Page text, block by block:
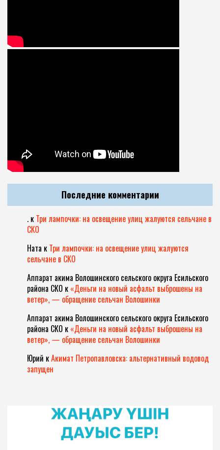
Последние комментарии
. к Три лампочки: на освещение улиц жалуются сельчане в
СКО
Ната к Три лампочки: на освещение улиц жалуются
сельчане в СКО
Аппарат акима Волошинского сельского округа Есильского
района СКО к «Деньги на новый асфальт выброшены на
ветер», — обращение сельчан Волошинки
Аппарат акима Волошинского сельского округа Есильского
района СКО к «Деньги на новый асфальт выброшены на
ветер», — обращение сельчан Волошинки
Юрий кАкимат Петропавловска: альтернативный водовод
запущен